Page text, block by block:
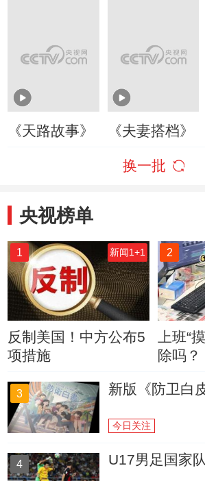
《天路故事》 《夫妻搭档》
换一批
央视榜单
1 新闻1+1
反制美国！中方公布5
项措施
2
上班“
除吗？
3 新版《防卫白
今日关注
4 U17男足国家